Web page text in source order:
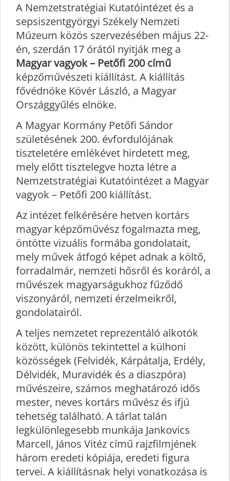
A Nemzetstratégiai Kutatóintézet és a
sepsiszentgyörgyi Székely Nemzeti
Múzeum közös szervezésében május 22-
én, szerdán 17 órától nyitják meg a
Magyar vagyok – Petőfi 200 című
képzőművészeti kiállítást. A kiállítás
fővédnöke Kövér László, a Magyar
Országgyűlés elnöke.
A Magyar Kormány Petőfi Sándor
születésének 200. évfordulójának
tiszteletére emlékévet hirdetett meg,
mely előtt tisztelegve hozta létre a
Nemzetstratégiai Kutatóintézet a Magyar
vagyok – Petőfi 200 kiállítást.
Az intézet felkérésére hetven kortárs
magyar képzőművész fogalmazta meg,
öntötte vizuális formába gondolatait,
mely művek átfogó képet adnak a költő,
forradalmár, nemzeti hősről és koráról, a
művészek magyarságukhoz fűződő
viszonyáról, nemzeti érzelmeikről,
gondolatairól.
A teljes nemzetet reprezentáló alkotók
között, különös tekintettel a külhoni
közösségek (Felvidék, Kárpátalja, Erdély,
Délvidék, Muravidék és a diaszpóra)
művészeire, számos meghatározó idős
mester, neves kortárs művész és ifjú
tehetség található. A tárlat talán
legkülönlegesebb munkája Jankovics
Marcell, János Vitéz című rajzfilmjének
három eredeti kópiája, eredeti figura
tervei. A kiállításnak helyi vonatkozása is